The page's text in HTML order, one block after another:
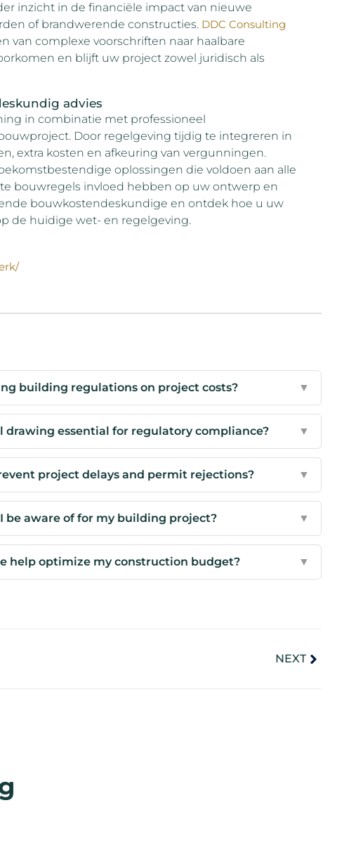
inzicht in de financiële impact van nieuwe
of brandwerende constructies. DDC Consulting
van complexe voorschriften naar haalbare
en blijft uw project zowel juridisch als
advies
in combinatie met professioneel
Door regelgeving tijdig te integreren in
extra kosten en afkeuring van vergunningen.
oplossingen die voldoen aan alle
bouwregels invloed hebben op uw ontwerp en
bouwkostendeskundige en ontdek hoe u uw
de huidige wet- en regelgeving.
building regulations on project costs? ▼
drawing essential for regulatory compliance? ▼
project delays and permit rejections? ▼
be aware of for my building project? ▼
help optimize my construction budget? ▼
NEXT